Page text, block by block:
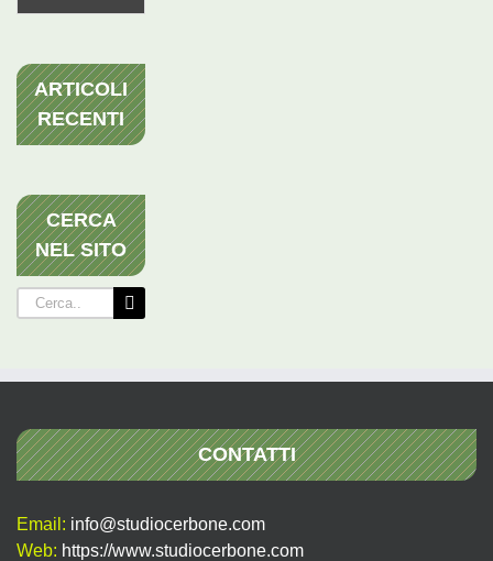
ARTICOLI
RECENTI
CERCA
NEL SITO
Cerca
per:
CONTATTI
Email: info@studiocerbone.com
Web: https://www.studiocerbone.com